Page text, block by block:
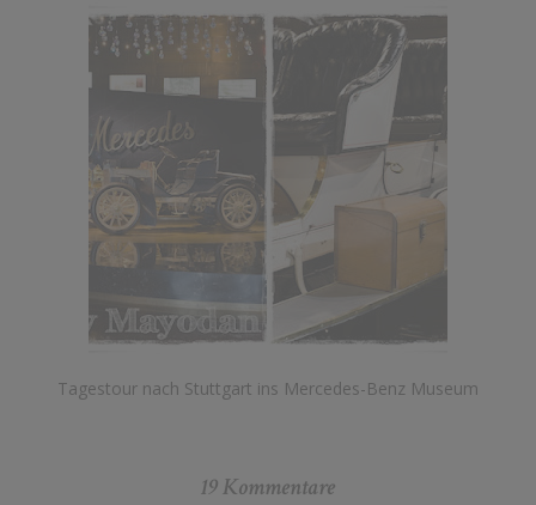
Tagestour nach Stuttgart ins Mercedes-Benz Museum
19 Kommentare